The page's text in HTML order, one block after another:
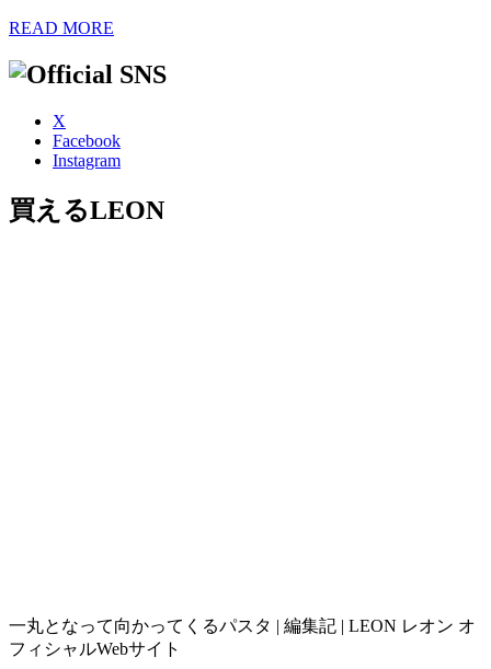
READ MORE
X
Facebook
Instagram
買えるLEON
一丸となって向かってくるパスタ | 編集記 | LEON レオン オ
フィシャルWebサイト